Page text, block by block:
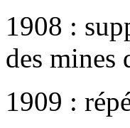
1908 :
des mines
1909 :